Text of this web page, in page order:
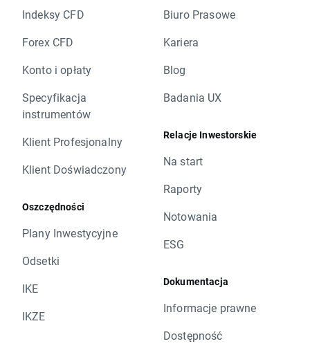
Indeksy CFD
Forex CFD
Konto i opłaty
Specyfikacja
instrumentów
Klient Profesjonalny
Klient Doświadczony
Oszczędności
Plany Inwestycyjne
Odsetki
IKE
IKZE
Biuro Prasowe
Kariera
Blog
Badania UX
Relacje Inwestorskie
Na start
Raporty
Notowania
ESG
Dokumentacja
Informacje prawne
Dostępność